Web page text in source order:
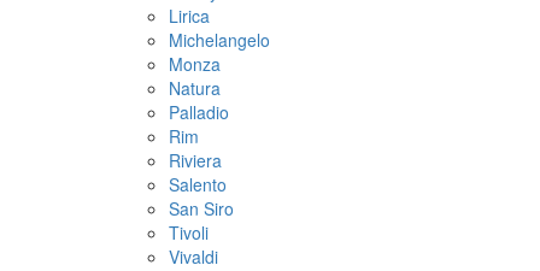
Lirica
Michelangelo
Monza
Natura
Palladio
Rim
Riviera
Salento
San Siro
Tivoli
Vivaldi